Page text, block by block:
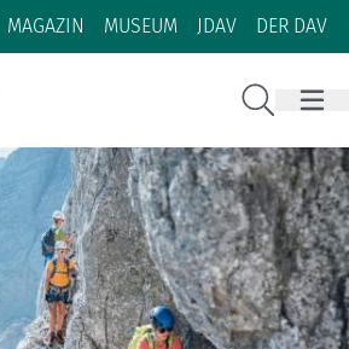
Zum Inhalt
Zur Footer-Navigation
MAGAZIN MUSEUM JDAV DER DAV